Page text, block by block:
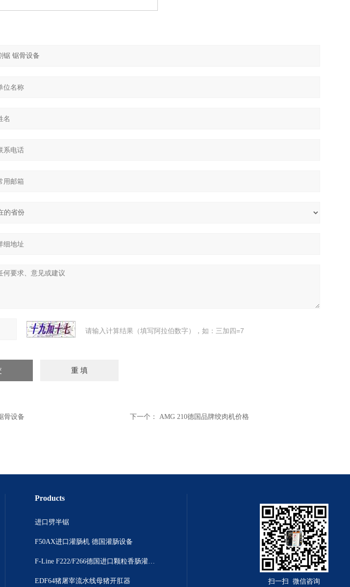
请输入计算结果（填写阿拉伯数字），如：三加四=7
骨设备 下一个： AMG 210德国品牌绞肉机价格
Products
进口劈半锯
F50AX进口灌肠机 德国灌肠设备
F-Line F222/F266德国进口颗粒香肠灌装机 灌肠设备
EDF64猪屠宰流水线母猪开肛器 扫一扫 微信咨询